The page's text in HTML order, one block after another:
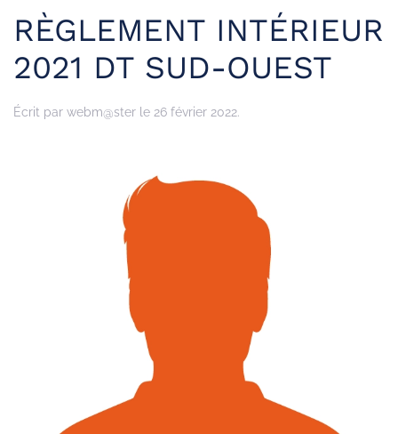
RÈGLEMENT INTÉRIEUR
2021 DT SUD-OUEST
Écrit par webm@ster le 26 février 2022.